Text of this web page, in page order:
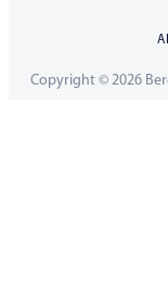
Copyright © 2026